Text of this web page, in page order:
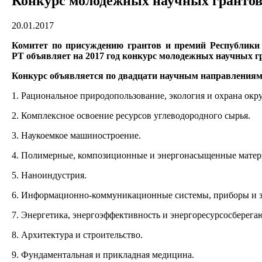
20.01.2017
Комитет по присуждению грантов и премий
РТ объявляет на 2017 год конкурс молодежных научных
Конкурс объявляется по двадцати научным
1. Рациональное природопользование, экология и охрана
2. Комплексное освоение ресурсов углеводородного сырья.
3. Наукоемкое машиностроение.
4. Полимерные, композиционные и энергонасыщенные
5. Наноиндустрия.
6. Информационно-коммуникационные системы, приборы и
7. Энергетика, энергоэффективность и
8. Архитектура и строительство.
9. Фундаментальная и прикладная медицина.